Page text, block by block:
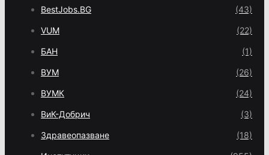
BestJobs.BG (43)
VUM (22)
БАН (1)
ВУМ (26)
ВУМК (24)
ВиК-Добрич (3)
Здравеопазване (18)